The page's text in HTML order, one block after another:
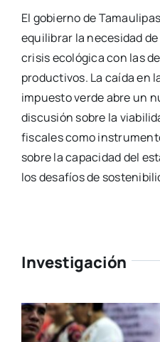
El gobierno de
equilibrar la necesidad
crisis ecológica con las
productivos. La caída en
impuesto verde abre un
discusión sobre la
fiscales como
sobre la capacidad del
los desafíos de
Investigación